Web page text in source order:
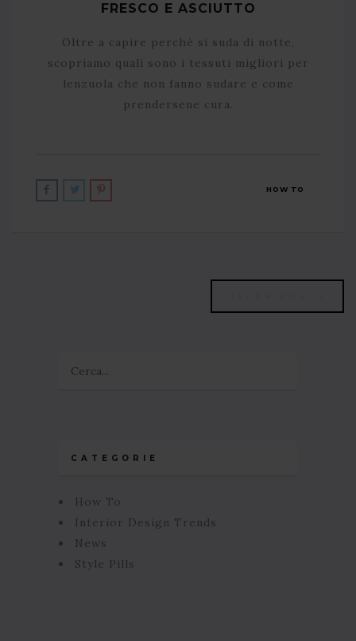
FRESCO E ASCIUTTO
Oltre a capire perché si suda di notte,
scopriamo quali sono i tessuti migliori per
lenzuola che non fanno sudare e come
prendersene cura.
HOW TO
CATEGORIE
How To
Interior Design Trends
News
Style Pills